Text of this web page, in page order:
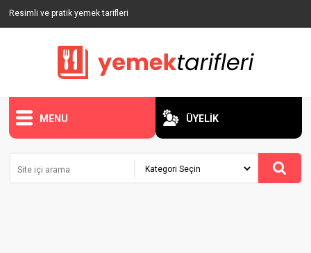
Resimli ve pratik yemek tarifleri
MENU ÜYELİK